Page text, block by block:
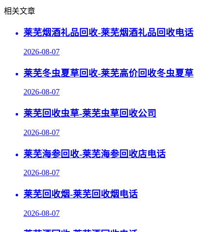
相关文章
莱芜烟酒礼品回收-莱芜烟酒礼品回收电话
2026-08-07
莱芜冬虫夏草回收-莱芜高价回收冬虫夏草
2026-08-07
莱芜回收虫草-莱芜虫草回收公司
2026-08-07
莱芜海参回收-莱芜海参回收店电话
2026-08-07
莱芜回收烟-莱芜回收烟电话
2026-08-07